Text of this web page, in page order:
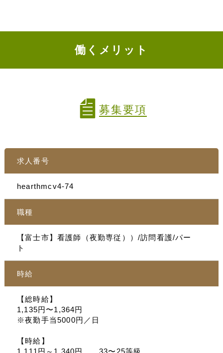
働くメリット
募集要項
求人番号
hearthmcv4-74
職種
【富士市】看護師（夜勤専従））/訪問看護/パー
ト
時給
【総時給】
1,135円〜1,364円
※夜勤手当5000円／日
【時給】
1,111円～1,340円 33〜25等級